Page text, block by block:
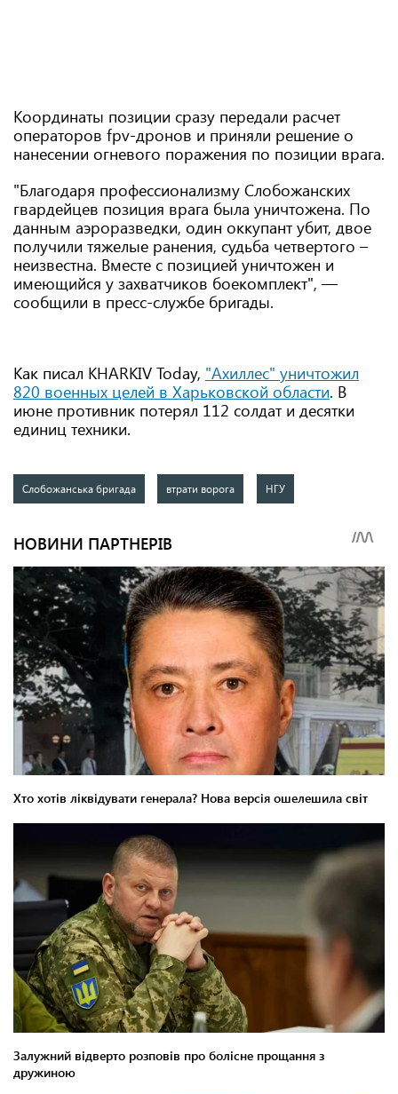
Координаты позиции сразу передали расчет
операторов fpv-дронов и приняли решение о
нанесении огневого поражения по позиции врага.
"Благодаря профессионализму Слобожанских
гвардейцев позиция врага была уничтожена. По
данным аэроразведки, один оккупант убит, двое
получили тяжелые ранения, судьба четвертого –
неизвестна. Вместе с позицией уничтожен и
имеющийся у захватчиков боекомплект", —
сообщили в пресс-службе бригады.
Как писал KHARKIV Today, "Ахиллес" уничтожил
820 военных целей в Харьковской области. В
июне противник потерял 112 солдат и десятки
единиц техники.
Слобожанська бригада втрати ворога НГУ